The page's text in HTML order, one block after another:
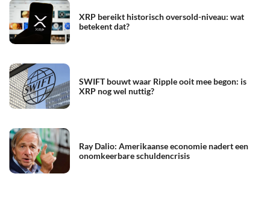
XRP bereikt historisch oversold-niveau: wat
betekent dat?
SWIFT bouwt waar Ripple ooit mee begon: is
XRP nog wel nuttig?
Ray Dalio: Amerikaanse economie nadert een
onomkeerbare schuldencrisis